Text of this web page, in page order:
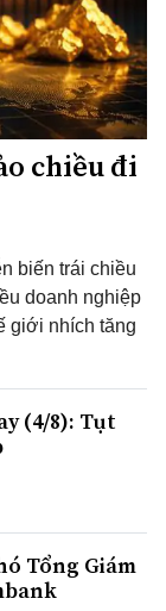
chiều đi
biến trái chiều
doanh nghiệp
giới nhích tăng
(4/8): Tụt
Tổng Giám